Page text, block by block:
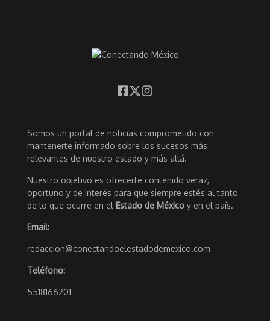
Somos un portal de noticias comprometido con
mantenerte informado sobre los sucesos más
relevantes de nuestro estado y más allá.
Nuestro objetivo es ofrecerte contenido veraz,
oportuno y de interés para que siempre estés al tanto
de lo que ocurre en el Estado de México y en el país.
Email:
redaccion@conectandoelestadodemexico.com
Teléfono:
5518166201